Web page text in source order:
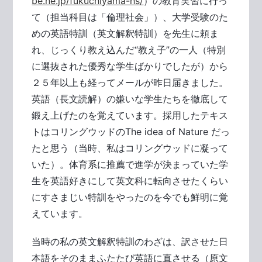
て（担当科目は「倫理社会」）、大学受験のた
めの英語特訓（英文解釈特訓）を先生に頼ま
れ、じっくり教え込んだ“教え子”の一人（特別
に選抜された優秀な学生ばかりでしたが）から
２５年以上も経ってメールが昨日届きました。
英語（長文読解）の嫌いな学生たちを徹底して
鍛え上げたのを覚えています。採用したテキス
トはコリングウッドのThe idea of Nature だっ
たと思う（当時、私はコリングウッドに凝って
いた）。体育系に推薦で進学が決まっていた学
生を英語好きにして英文科に転向させたくらい
にすさまじい特訓をやったのを今でも鮮明に覚
えています。
当時の私の英文解釈特訓のわざは、訳させた日
本語をそのままふたたび英語に直させる（原文